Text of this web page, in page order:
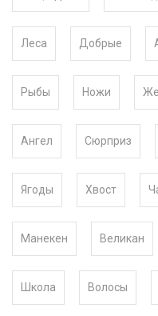
Леса Добрые
Рыбы Ножи
Ангел Сюрприз
Ягоды Хвост
Манекен Великан
Школа Волосы